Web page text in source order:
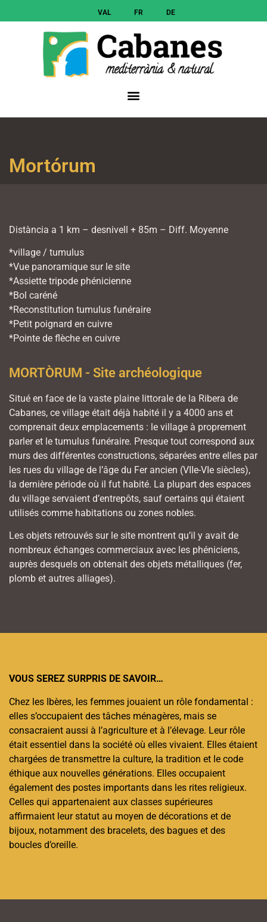
VAL FR DE
Mortórum
Distància a 1 km – desnivell + 85m – Diff. Moyenne
*village / tumulus
*Vue panoramique sur le site
*Assiette tripode phénicienne
*Bol caréné
*Reconstitution tumulus funéraire
*Petit poignard en cuivre
*Pointe de flèche en cuivre
MORTÒRUM - Site archéologique
Situé en face de la vaste plaine littorale de la Ribera de
Cabanes, ce village était déjà habité il y a 4000 ans et
comprenait deux emplacements : le village à proprement
parler et le tumulus funéraire. Presque tout correspond aux
murs des différentes constructions, séparées entre elles par
les rues du village de l’âge du Fer ancien (VIIe-VIe siècles),
la dernière période où il fut habité. La plupart des espaces
du village servaient d’entrepôts, sauf certains qui étaient
utilisés comme habitations ou zones nobles.
Les objets retrouvés sur le site montrent qu’il y avait de
nombreux échanges commerciaux avec les phéniciens,
auprès desquels on obtenait des objets métalliques (fer,
plomb et autres alliages).
VOUS SEREZ SURPRIS DE SAVOIR…
Chez les Ibères, les femmes jouaient un rôle fondamental :
elles s’occupaient des tâches ménagères, mais se
consacraient aussi à l’agriculture et à l’élevage. Leur rôle
était essentiel dans la société où elles vivaient. Elles étaient
chargées de transmettre la culture, la tradition et le code
éthique aux nouvelles générations. Elles occupaient
également des postes importants dans les rites religieux.
Celles qui appartenaient aux classes supérieures
affirmaient leur statut au moyen de décorations et de
bijoux, notamment des bracelets, des bagues et des
boucles d’oreille.